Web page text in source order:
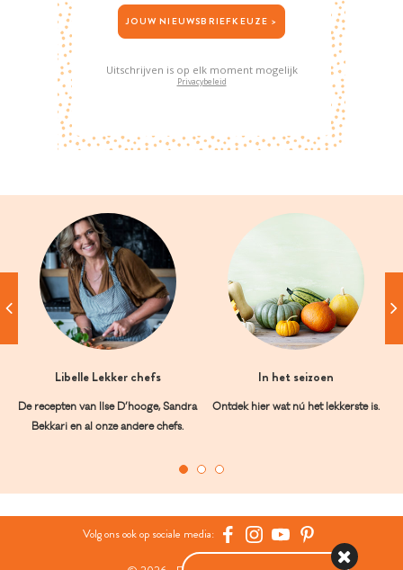
JOUW NIEUWSBRIEFKEUZE >
Uitschrijven is op elk moment mogelijk
Privacybeleid
Libelle Lekker chefs
De recepten van Ilse D’hooge, Sandra
Bekkari en al onze andere chefs.
In het seizoen
Ontdek hier wat nú het lekkerste is.
Volg ons ook op sociale media: